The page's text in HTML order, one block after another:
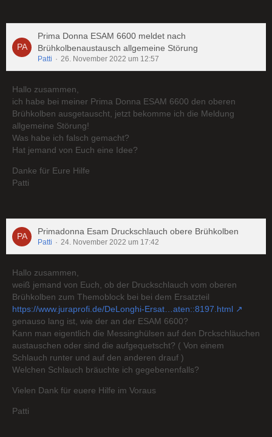
Prima Donna ESAM 6600 meldet nach
Brühkolbenaustausch allgemeine Störung
Patti 26. November 2022 um 12:57
Hallo zusammen,
ich habe bei meiner Prima Donna ESAM 6600 den oberen
Brühkolben ausgetauscht, jetzt bekomme ich die Meldung
allgemeine Störung!
Was habe ich falsch gemacht?
Hat jemand von Euch eine Idee?
Danke für Eure Hilfe
Patti
Primadonna Esam Druckschlauch obere Brühkolben
Patti 24. November 2022 um 17:42
Hallo zusammen,
weiß jemand von Euch, ob der Druckschlauch vom oberen
Brühkolben zum Themoblock bei bei dem Ersatzteil
https://www.juraprofi.de/DeLonghi-Ersat…aten::8197.html
genauso lang ist, wie der an der ESAM 6600?
Kann man eigentlich die Messinghülsen auf den Drckschläuchen
austauschen oder sind die aufgequetscht? ( Von einem
Schlauch runter und auf den anderen drauf )
Welchen Schlauch bräuchte ich gegebenenfalls?
Vielen Dank für euere Hilfe im Voraus
Patti